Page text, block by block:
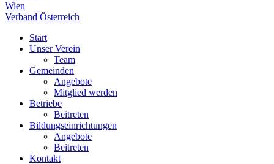
Wien
Verband Österreich
Start
Unser Verein
Team
Gemeinden
Angebote
Mitglied werden
Betriebe
Beitreten
Bildungseinrichtungen
Angebote
Beitreten
Kontakt